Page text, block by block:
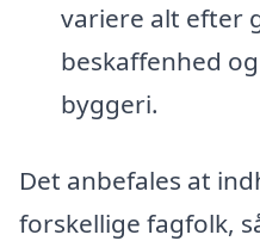
variere alt efter
beskaffenhed
byggeri.
Det anbefales at
forskellige fagfolk,